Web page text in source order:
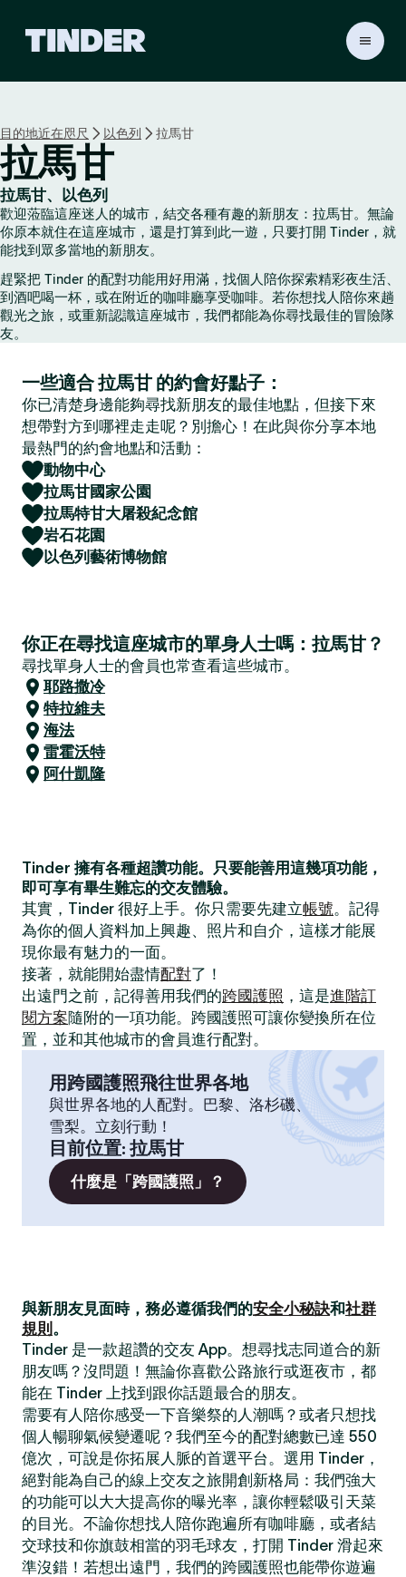
r
目的地近在咫尺 以色列 拉馬甘
拉馬甘
拉馬甘、以色列
歡迎蒞臨這座迷人的城市，結交各種有趣的新朋友：拉馬甘。無論
你原本就住在這座城市，還是打算到此一遊，只要打開 Tinder，就
能找到眾多當地的新朋友。
趕緊把 Tinder 的配對功能用好用滿，找個人陪你探索精彩夜生活、
到酒吧喝一杯，或在附近的咖啡廳享受咖啡。若你想找人陪你來趟
觀光之旅，或重新認識這座城市，我們都能為你尋找最佳的冒險隊
友。
一些適合 拉馬甘 的約會好點子：
你已清楚身邊能夠尋找新朋友的最佳地點，但接下來
想帶對方到哪裡走走呢？別擔心！在此與你分享本地
最熱門的約會地點和活動：
動物中心
拉馬甘國家公園
拉馬特甘大屠殺紀念館
岩石花園
以色列藝術博物館
你正在尋找這座城市的單身人士嗎：拉馬甘？
尋找單身人士的會員也常查看這些城市。
耶路撒冷
特拉維夫
海法
雷霍沃特
阿什凱隆
Tinder 擁有各種超讚功能。只要能善用這幾項功能，
即可享有畢生難忘的交友體驗。
其實，Tinder 很好上手。你只需要先建立帳號。記得
為你的個人資料加上興趣、照片和自介，這樣才能展
現你最有魅力的一面。
接著，就能開始盡情配對了！
出遠門之前，記得善用我們的跨國護照 ，這是進階訂
閱方案隨附的一項功能。跨國護照可讓你變換所在位
置，並和其他城市的會員進行配對。
用跨國護照飛往世界各地
與世界各地的人配對。巴黎、洛杉磯、
雪梨。立刻行動！
目前位置: 拉馬甘
什麼是「跨國護照」？
與新朋友見面時，務必遵循我們的安全小秘訣和社群
規則 。
Tinder 是一款超讚的交友 App。想尋找志同道合的新
朋友嗎？沒問題！無論你喜歡公路旅行或逛夜市，都
能在 Tinder 上找到跟你話題最合的朋友。
需要有人陪你感受一下音樂祭的人潮嗎？或者只想找
個人暢聊氣候變遷呢？我們至今的配對總數已達 550
億次，可說是你拓展人脈的首選平台。選用 Tinder，
絕對能為自己的線上交友之旅開創新格局：我們強大
的功能可以大大提高你的曝光率，讓你輕鬆吸引天菜
的目光。不論你想找人陪你跑遍所有咖啡廳，或者結
交球技和你旗鼓相當的羽毛球友，打開 Tinder 滑起來
準沒錯！若想出遠門，我們的跨國護照也能帶你遊遍